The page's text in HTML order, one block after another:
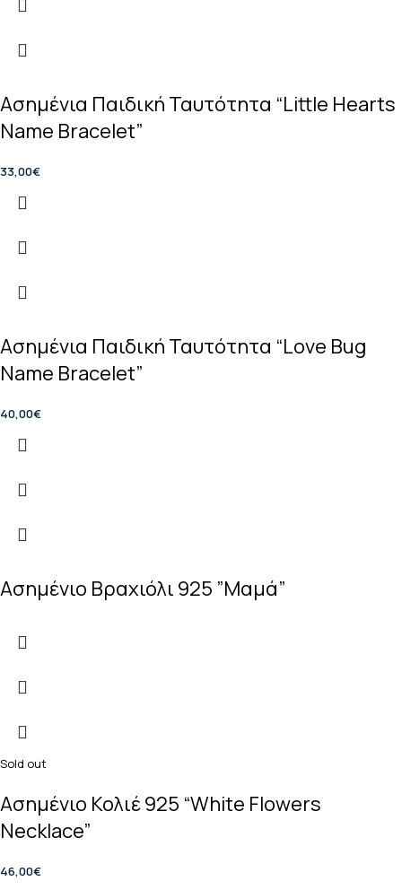
Ασημένια Παιδική Ταυτότητα “Little Hearts
Name Bracelet”
33,00€
Ασημένια Παιδική Ταυτότητα “Love Bug
Name Bracelet”
40,00€
Ασημένιο Βραχιόλι 925 ”Μαμά”
Sold out
Ασημένιο Κολιέ 925 “White Flowers
Necklace”
46,00€